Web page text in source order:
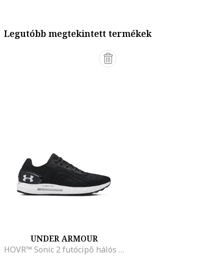
Legutóbb megtekintett termékek
UNDER ARMOUR
HOVR™ Sonic 2 futócipő hálós anyagbetétekkel